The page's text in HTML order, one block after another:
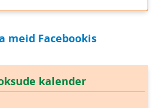
meid Facebookis
kalender